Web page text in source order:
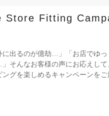
Store Fitting
に出るのが億劫…」「お店でゆ
そんなお客様の声にお応えして
ングを楽しめるキャンペーンをご